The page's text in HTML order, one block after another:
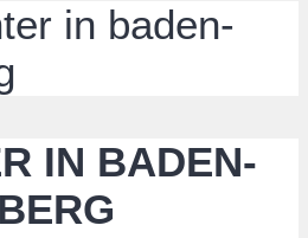
in baden-
IN BADEN-